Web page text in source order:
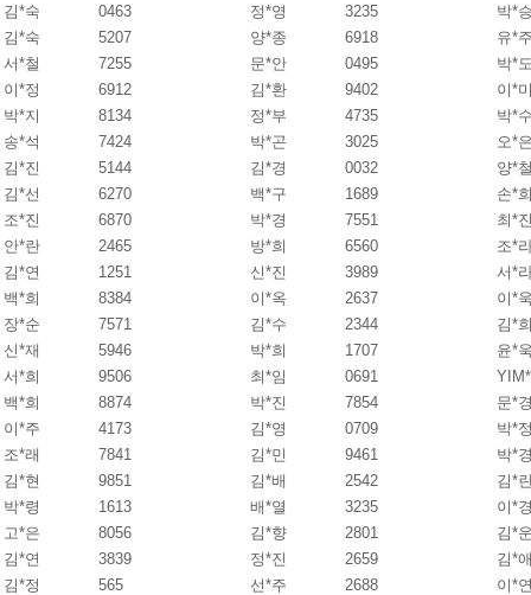
김*숙
0463 정*영 3235
박*
김*숙
5207 양*종 6918
유*
서*철
7255 문*안 0495
박*
이*정
6912 김*환 9402
이*
박*지
8134 정*부 4735
박*
송*석
7424 박*곤 3025
오*
김*진
5144 김*경 0032
양*
김*선
6270 백*구 1689
손*
조*진
6870 박*경 7551
최*
안*란
2465 방*희 6560
조*
김*연
1251 신*진 3989
서*
백*희
8384 이*옥 2637
이*
장*순
7571 김*수 2344
김*
신*재
5946 박*희 1707
윤*
서*희
9506 최*임 0691
백*희
8874 박*진 7854
문*
이*주
4173 김*영 0709
박*
조*래
7841 김*민 9461
박*
김*현
9851 김*배 2542
김*
박*령
1613 배*열 3235
이*
고*은
8056 김*향 2801
김*
김*연
3839 정*진 2659
김*
김*정
565 선*주 2688
이*